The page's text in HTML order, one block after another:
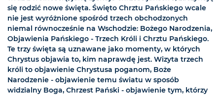
się rodzić nowe święta. Święto Chrztu Pańskiego wcale
nie jest wyróżnione spośród trzech obchodzonych
niemal równocześnie na Wschodzie: Bożego Narodzenia,
Objawienia Pańskiego - Trzech Króli i Chrztu Pańskiego.
Te trzy święta są uznawane jako momenty, w których
Chrystus objawia to, kim naprawdę jest. Wizyta trzech
króli to objawienie Chrystusa poganom, Boże
Narodzenie - objawienie temu światu w sposób
widzialny Boga, Chrzest Pański - objawienie tym, którzy